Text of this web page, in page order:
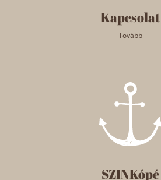
Kapcsolat
Tovább
SZINKópé